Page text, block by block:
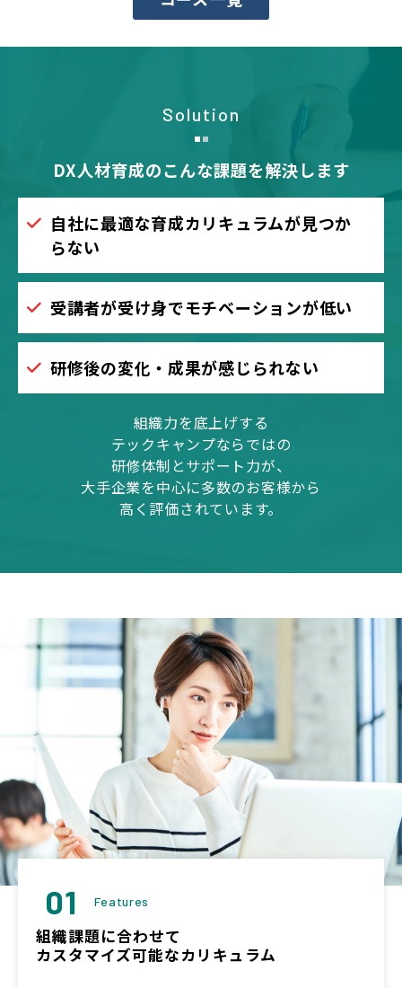
Solution
DX人材育成のこんな課題を解決します
自社に最適な育成カリキュラムが見つか
らない
受講者が受け身でモチベーションが低い
研修後の変化・成果が感じられない
組織力を底上げする
テックキャンプならではの
研修体制とサポート力が、
大手企業を中心に多数のお客様から
高く評価されています。
01 Features
組織課題に合わせて
カスタマイズ可能なカリキュラム